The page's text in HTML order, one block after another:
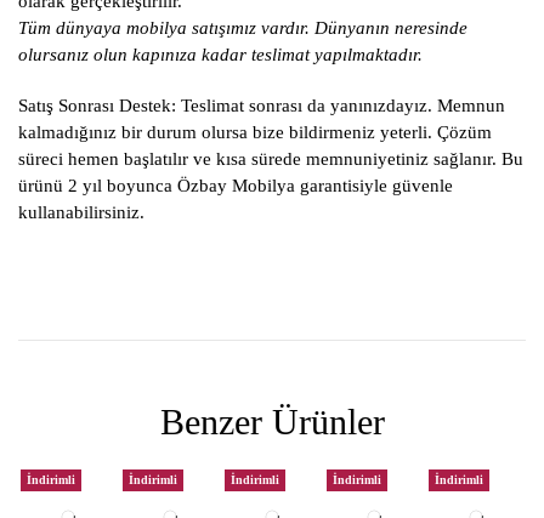
Tüm dünyaya mobilya satışımız vardır. Dünyanın neresinde
olursanız olun kapınıza kadar teslimat yapılmaktadır.
Satış Sonrası Destek: Teslimat sonrası da yanınızdayız. Memnun
kalmadığınız bir durum olursa bize bildirmeniz yeterli. Çözüm
süreci hemen başlatılır ve kısa sürede memnuniyetiniz sağlanır. Bu
ürünü 2 yıl boyunca Özbay Mobilya garantisiyle güvenle
kullanabilirsiniz.
Benzer Ürünler
İndirimli İndirimli İndirimli İndirimli İndirimli